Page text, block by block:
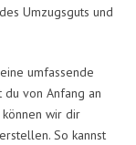
Umzugsguts und
umfassende
du von Anfang an
wir dir
So kannst